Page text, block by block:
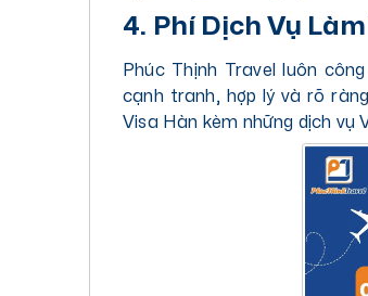
4. Phí Dịch Vụ
Phúc Thịnh Travel luôn
cạnh tranh, hợp lý và rõ
Visa Hàn kèm những dịch vụ